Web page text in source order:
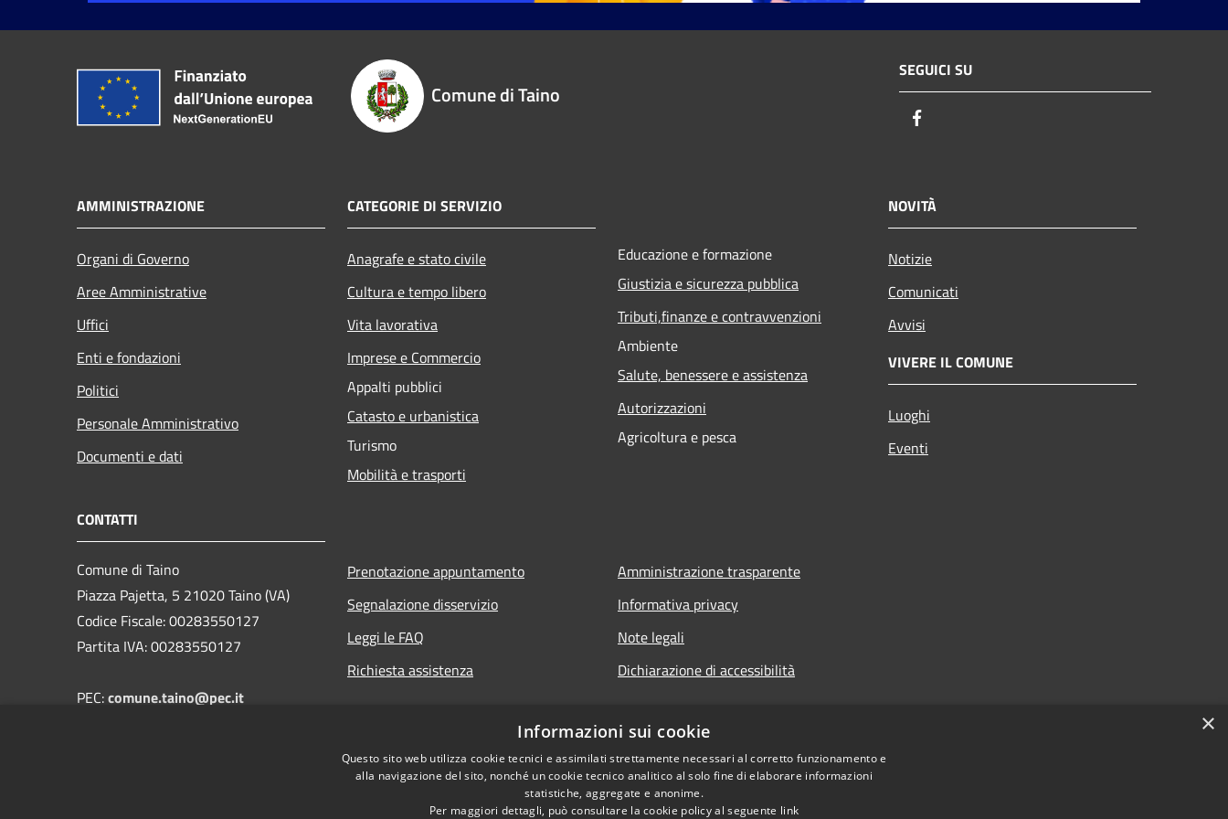
Comune di Taino
SEGUICI SU
AMMINISTRAZIONE
Organi di Governo
Aree Amministrative
Uffici
Enti e fondazioni
Politici
Personale Amministrativo
Documenti e dati
CATEGORIE DI SERVIZIO
Anagrafe e stato civile
Cultura e tempo libero
Vita lavorativa
Imprese e Commercio
Appalti pubblici
Catasto e urbanistica
Turismo
Mobilità e trasporti
Educazione e formazione
Giustizia e sicurezza pubblica
Tributi,finanze e contravvenzioni
Ambiente
Salute, benessere e assistenza
Autorizzazioni
Agricoltura e pesca
NOVITÀ
Notizie
Comunicati
Avvisi
VIVERE IL COMUNE
Luoghi
Eventi
CONTATTI
Comune di Taino
Piazza Pajetta, 5 21020 Taino (VA)
Codice Fiscale: 00283550127
Partita IVA: 00283550127
PEC:comune.taino@pec.it
Prenotazione appuntamento
Segnalazione disservizio
Leggi le FAQ
Richiesta assistenza
Amministrazione trasparente
Informativa privacy
Note legali
Dichiarazione di accessibilità
×
Informazioni sui cookie
Questo sito web utilizza cookie tecnici e assimilati strettamente necessari al corretto funzionamento e
alla navigazione del sito, nonché un cookie tecnico analitico al solo fine di elaborare informazioni
statistiche, aggregate e anonime.
Per maggiori dettagli, può consultare la cookie policy al seguente link